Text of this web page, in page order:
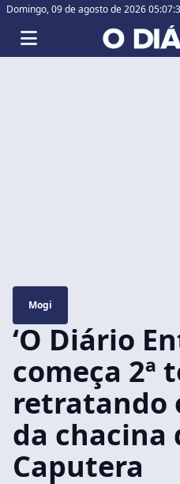
Domingo,09 de agosto de 2026
Mogi
‘O Diário
começa 2ª
retratando
da chacina
Caputera